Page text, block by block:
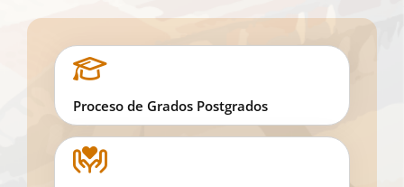
Proceso de Grados Postgrados